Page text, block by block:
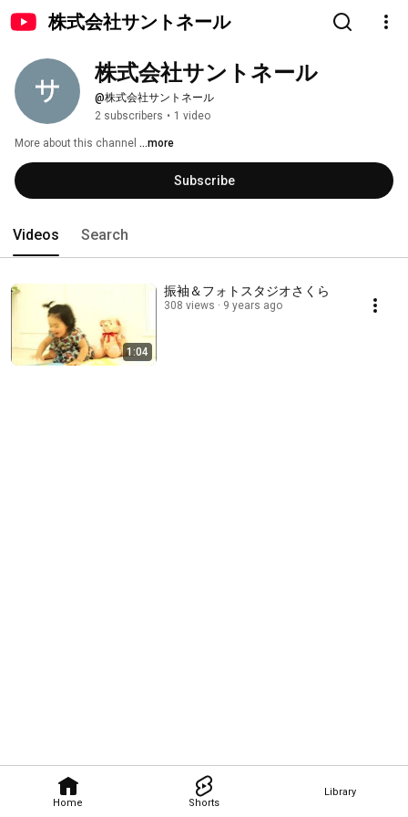
株式会社サントネール
Home Shorts
Library
株式会社サントネール
@株式会社サントネール
2 subscribers • 1 video
More about this channel ...more
Subscribe
Videos Search
1:04
振袖＆フォトスタジオさくら
308 views 9 years ago